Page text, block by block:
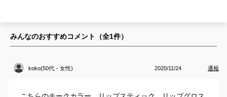
みんなのおすすめコメント（全1件）
koko(50代・女性) 2020/11/24 通報